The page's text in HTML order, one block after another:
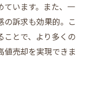
ています。また、一
訴求も効果的。こ
ことで、より多くの
値売却を実現できま